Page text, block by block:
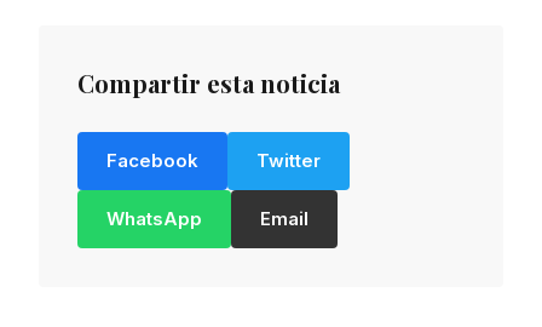
Compartir esta noticia
Facebook Twitter
WhatsApp Email